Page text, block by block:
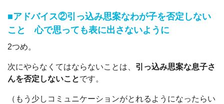
■アドバイス②引っ込み思案なわが子を否定しない
こと 心で思っても表に出さないように
2つめ。
次にやらなくてはならないことは、 引っ込み思案な息子さ
んを否定しないことです。
（もう少しコミュニケーションがとれるようになったらい